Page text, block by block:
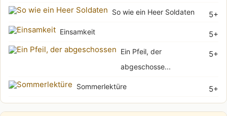
5+
So wie ein Heer Soldaten
5+
Einsamkeit
5+
Ein Pfeil, der
abgeschosse...
5+
Sommerlektüre